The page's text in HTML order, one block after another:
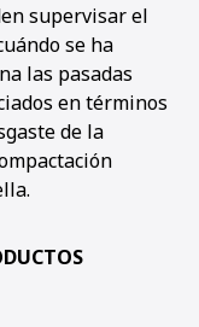
supervisar el
se ha
las pasadas
en términos
de la